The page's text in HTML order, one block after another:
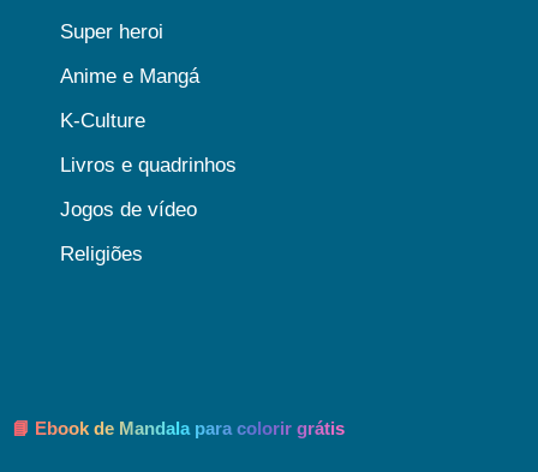
Super heroi
Anime e Mangá
K-Culture
Livros e quadrinhos
Jogos de vídeo
Religiões
📘 Ebook de Mandala para colorir grátis